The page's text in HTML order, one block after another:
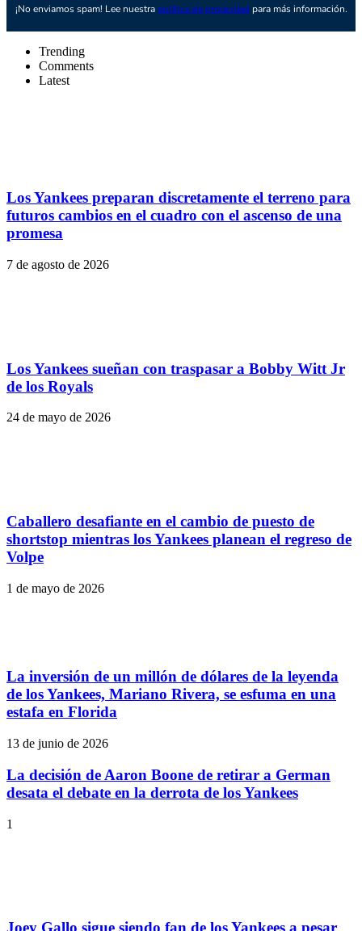
¡No enviamos spam! Lee nuestra política de privacidad para más información.
Trending
Comments
Latest
Los Yankees preparan discretamente el terreno para
futuros cambios en el cuadro con el ascenso de una
promesa
7 de agosto de 2026
Los Yankees sueñan con traspasar a Bobby Witt Jr
de los Royals
24 de mayo de 2026
Caballero desafiante en el cambio de puesto de
shortstop mientras los Yankees planean el regreso de
Volpe
1 de mayo de 2026
La inversión de un millón de dólares de la leyenda
de los Yankees, Mariano Rivera, se esfuma en una
estafa en Florida
13 de junio de 2026
La decisión de Aaron Boone de retirar a German
desata el debate en la derrota de los Yankees
1
Joey Gallo sigue siendo fan de los Yankees a pesar